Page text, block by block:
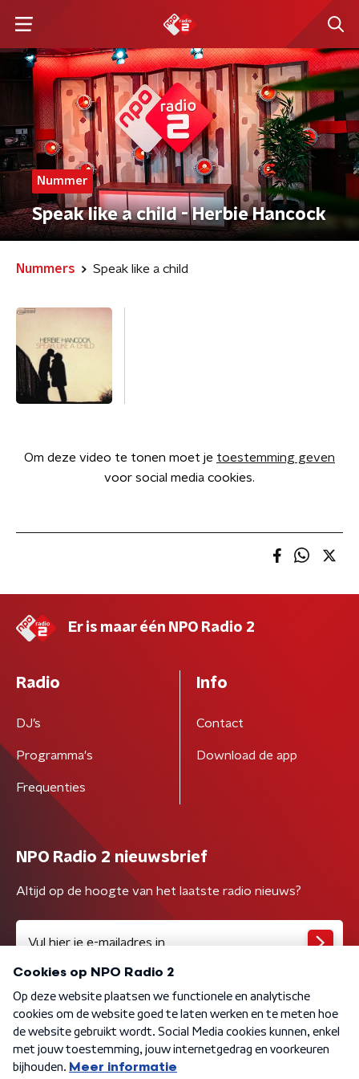
Nummer
Speak like a child - Herbie Hancock
Nummers Speak like a child
Om deze video te tonen moet je toestemming geven
voor social media cookies.
Er is maar één NPO Radio 2
Radio
DJ’s
Programma's
Frequenties
Info
Contact
Download de app
NPO Radio 2 nieuwsbrief
Altijd op de hoogte van het laatste radio nieuws?
Algemene voorwaarden